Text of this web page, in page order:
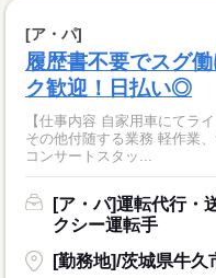
[ア・パ]
履歴書不要でスグ
ク歓迎！日払い◎
【仕事内容 自家用車にてラ
その他付随する業務 軽作業
コンサートスタッ...
[ア・パ]運転代行・
クシー運転手
[勤務地]/茨城県牛久